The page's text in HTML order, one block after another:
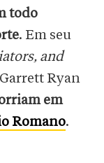
todo
. Em seu
and
Ryan
em
Romano.